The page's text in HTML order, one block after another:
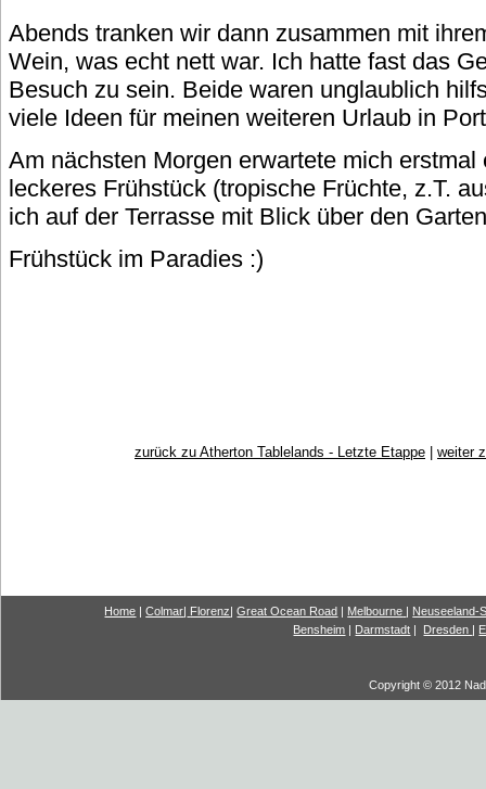
Abends tranken wir dann zusammen mit
Wein, was echt nett war. Ich hatte fast das
Besuch zu sein. Beide waren unglaublich
viele Ideen für meinen weiteren Urlaub in
Am nächsten Morgen erwartete mich
leckeres Frühstück (tropische Früchte, z.T.
ich auf der Terrasse mit Blick über den
Frühstück im Paradies :)
zurück zu Atherton Tablelands - Letzte Etappe weiter
Home |Colmar| Florenz|Great Ocean Road | Melbourne | Neuseeland-
Bensheim | Darmstadt | Dresden |
Copyright © 2012